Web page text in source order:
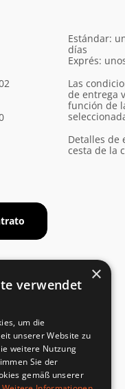
Estándar:
días
Exprés:
Las
de entrega
función de
Detalles de
cesta de la
de seguridad
Y SENCILLAS
×
verwendet
um die
unserer Website zu
weitere Nutzung
Sie der
gemäß unserer